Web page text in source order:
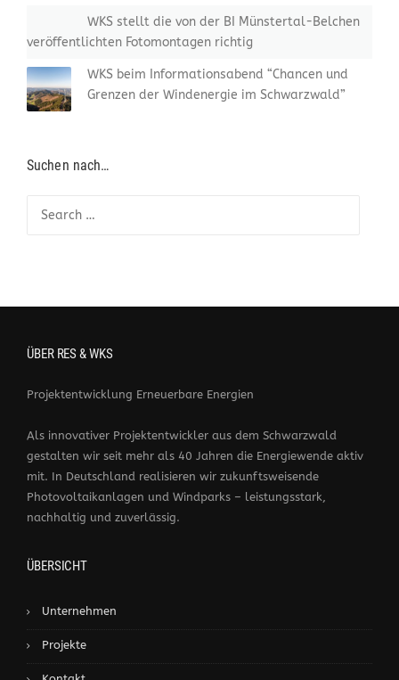
WKS stellt die von der BI Münstertal-Belchen
veröffentlichten Fotomontagen richtig
WKS beim Informationsabend “Chancen und
Grenzen der Windenergie im Schwarzwald”
Suchen nach…
ÜBER RES & WKS
Projektentwicklung Erneuerbare Energien
Als innovativer Projektentwickler aus dem Schwarzwald
gestalten wir seit mehr als 40 Jahren die Energiewende aktiv
mit. In Deutschland realisieren wir zukunftsweisende
Photovoltaikanlagen und Windparks – leistungsstark,
nachhaltig und zuverlässig.
ÜBERSICHT
Unternehmen
Projekte